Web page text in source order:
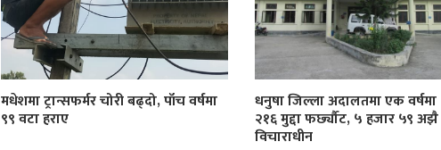
मधेशमा ट्रान्सफर्मर चोरी बढ्दो, पाँच वर्षमा
९९ वटा हराए
धनुषा जिल्ला अदालतमा एक
२१६ मुद्दा फर्छ्यौट, ५ हजार ५९ अझै
विचाराधीन